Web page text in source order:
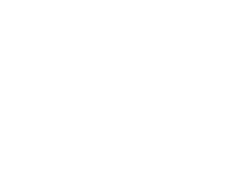
profissional faz a diferença”
regras do registo, alerta associação
Cardíaca” da Bayer